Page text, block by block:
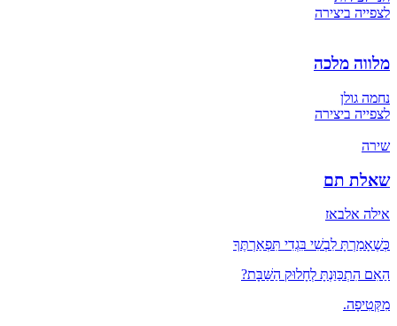
לצפייה ביצירה
מלווה מלכה
נחמה גולן
לצפייה ביצירה
שירה
שאלת תם
אילה אלבאז
כְּשֶׁאָמַרְתָּ לִבְשִׁי בִּגְדִי תִּפְאַרְתֶּךָ
הַאִם הִתְכַּוַּנְתָּ לְחָלוּק הַשַּׁבָּת?
מִקְּטִיפָה.